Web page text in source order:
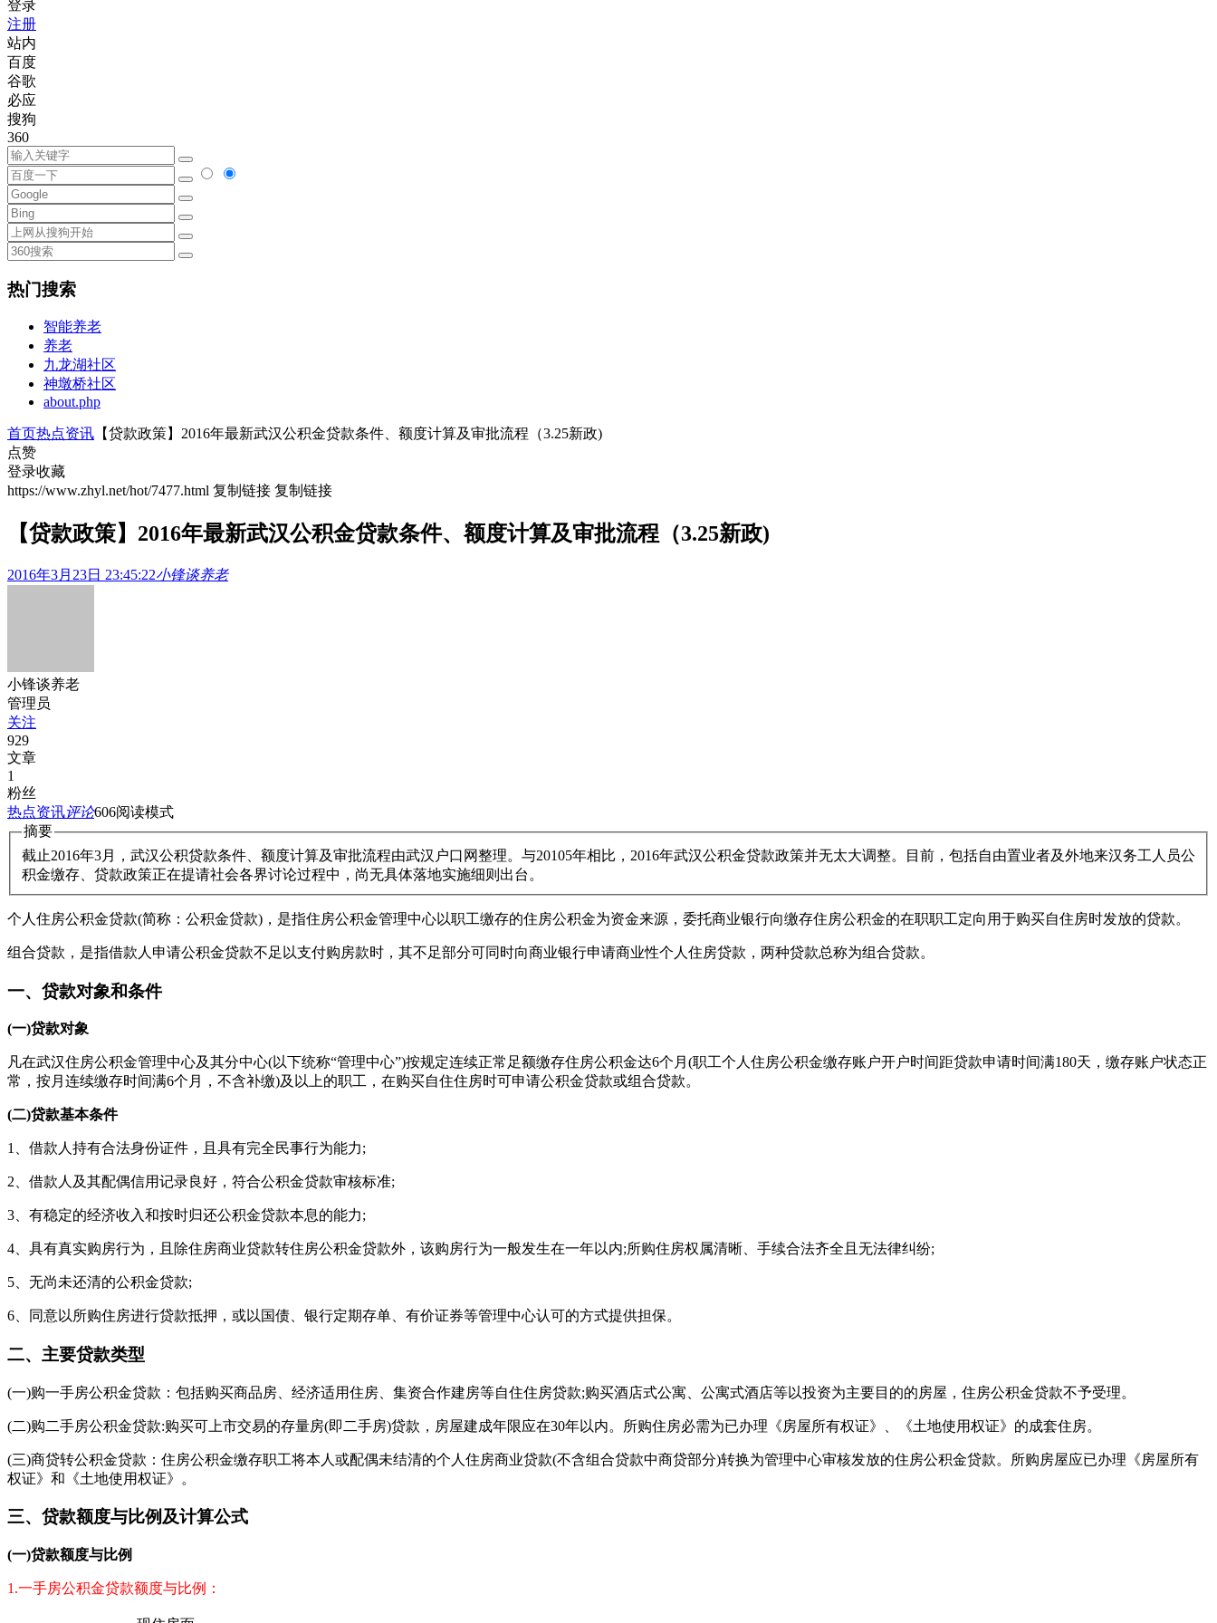
登录
注册
站内
百度
谷歌
必应
搜狗
360
热门搜索
智能养老
养老
九龙湖社区
神墩桥社区
about.php
首页热点资讯 【贷款政策】2016年最新武汉公积金贷款条件、额度计算及审批流程（3.25新政)
点赞
登录收藏
https://www.zhyl.net/hot/7477.html 复制链接 复制链接
【贷款政策】2016年最新武汉公积金贷款条件、额度计算及审批流程（3.25新政)
2016年3月23日 23:45:22小锋谈养老
小锋谈养老
管理员
关注
929
文章
1
粉丝
热点资讯评论606阅读模式
摘要
截止2016年3月，武汉公积贷款条件、额度计算及审批流程由武汉户口网整理。与20105年相比，2016年武汉公积金贷款政策并无太大调整。目前，包括自由置业者及外地来汉务工人员公
积金缴存、贷款政策正在提请社会各界讨论过程中，尚无具体落地实施细则出台。
个人住房公积金贷款(简称：公积金贷款)，是指住房公积金管理中心以职工缴存的住房公积金为资金来源，委托商业银行向缴存住房公积金的在职职工定向用于购买自住房时发放的贷款。
组合贷款，是指借款人申请公积金贷款不足以支付购房款时，其不足部分可同时向商业银行申请商业性个人住房贷款，两种贷款总称为组合贷款。
一、贷款对象和条件
(一)贷款对象
凡在武汉住房公积金管理中心及其分中心(以下统称“管理中心”)按规定连续正常足额缴存住房公积金达6个月(职工个人住房公积金缴存账户开户时间距贷款申请时间满180天，缴存账户状态正
常，按月连续缴存时间满6个月，不含补缴)及以上的职工，在购买自住住房时可申请公积金贷款或组合贷款。
(二)贷款基本条件
1、借款人持有合法身份证件，且具有完全民事行为能力;
2、借款人及其配偶信用记录良好，符合公积金贷款审核标准;
3、有稳定的经济收入和按时归还公积金贷款本息的能力;
4、具有真实购房行为，且除住房商业贷款转住房公积金贷款外，该购房行为一般发生在一年以内;所购住房权属清晰、手续合法齐全且无法律纠纷;
5、无尚未还清的公积金贷款;
6、同意以所购住房进行贷款抵押，或以国债、银行定期存单、有价证券等管理中心认可的方式提供担保。
二、主要贷款类型
(一)购一手房公积金贷款：包括购买商品房、经济适用住房、集资合作建房等自住住房贷款;购买酒店式公寓、公寓式酒店等以投资为主要目的的房屋，住房公积金贷款不予受理。
(二)购二手房公积金贷款:购买可上市交易的存量房(即二手房)贷款，房屋建成年限应在30年以内。所购住房必需为已办理《房屋所有权证》、《土地使用权证》的成套住房。
(三)商贷转公积金贷款：住房公积金缴存职工将本人或配偶未结清的个人住房商业贷款(不含组合贷款中商贷部分)转换为管理中心审核发放的住房公积金贷款。所购房屋应已办理《房屋所有
权证》和《土地使用权证》。
三、贷款额度与比例及计算公式
(一)贷款额度与比例
1.一手房公积金贷款额度与比例：